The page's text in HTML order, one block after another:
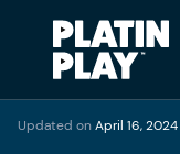
Updated onApril 16, 2024